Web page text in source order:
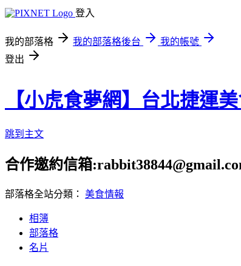
登入
我的部落格 我的部落格後台
我的帳號
登出
【小虎食夢網】台北捷運
跳到主文
合作邀約信箱
部落格全站分類： 美食情報
相簿
部落格
名片